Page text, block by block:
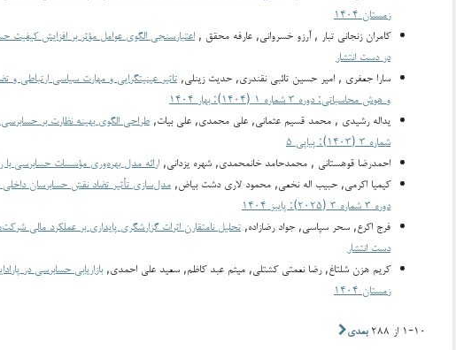
زمستان ۱۴۰۴
کامران زنجانی تبار , آرزو خسروانی, عارفه محقق , اعتبارسنجی الگوی عوامل مؤثر بر افزایش کیفیت
در دست انتشار
سارا جعفری , امیر حسین تائبی نقندری, حدیث زینلی, تاثیر عینیت­گرایی و مهارت سیاسی ارتباطی
و هوش محاسباتی: دوره ۳ شماره ۱ (۱۴۰۴): بهار ۱۴۰۴
یداله رشیدی , محمد قسیم عثمانی, علی محمدی, علی بیات, طراحی الگوی بهینه نظارت بر حسابرسی
شماره ۳ (۱۴۰۳): پیاپی ۵
احمدرضا قوهستانی , محمدحامد خانمحمدی, شهره یزدانی, ارائه مدل بهره‌وری مؤسسات حسابرسی با
کیمیا اکرمی, حبیب اله نخعی, محمود لاری دشت بیاض, مدل‌سازی تأثیر تضاد نقش حسابرسان داخلی
دوره ۳ شماره ۳ (۲۰۲۵): پاییز ۱۴۰۴
فرج اکرع, سحر سپاسی, جواد رضازاده, تحلیل نامتقارن اثرات گزارشگری پایداری بر عملکرد مالی
دست انتشار
کریم هزن شلتاغ, رضا نعمتی کشتلی, میثم عبد کاظم, سعید علی احمدی,بازاریابی حسابرسی در
زمستان ۱۴۰۴
۱-۱۰ از ۲۸۸ بعدی